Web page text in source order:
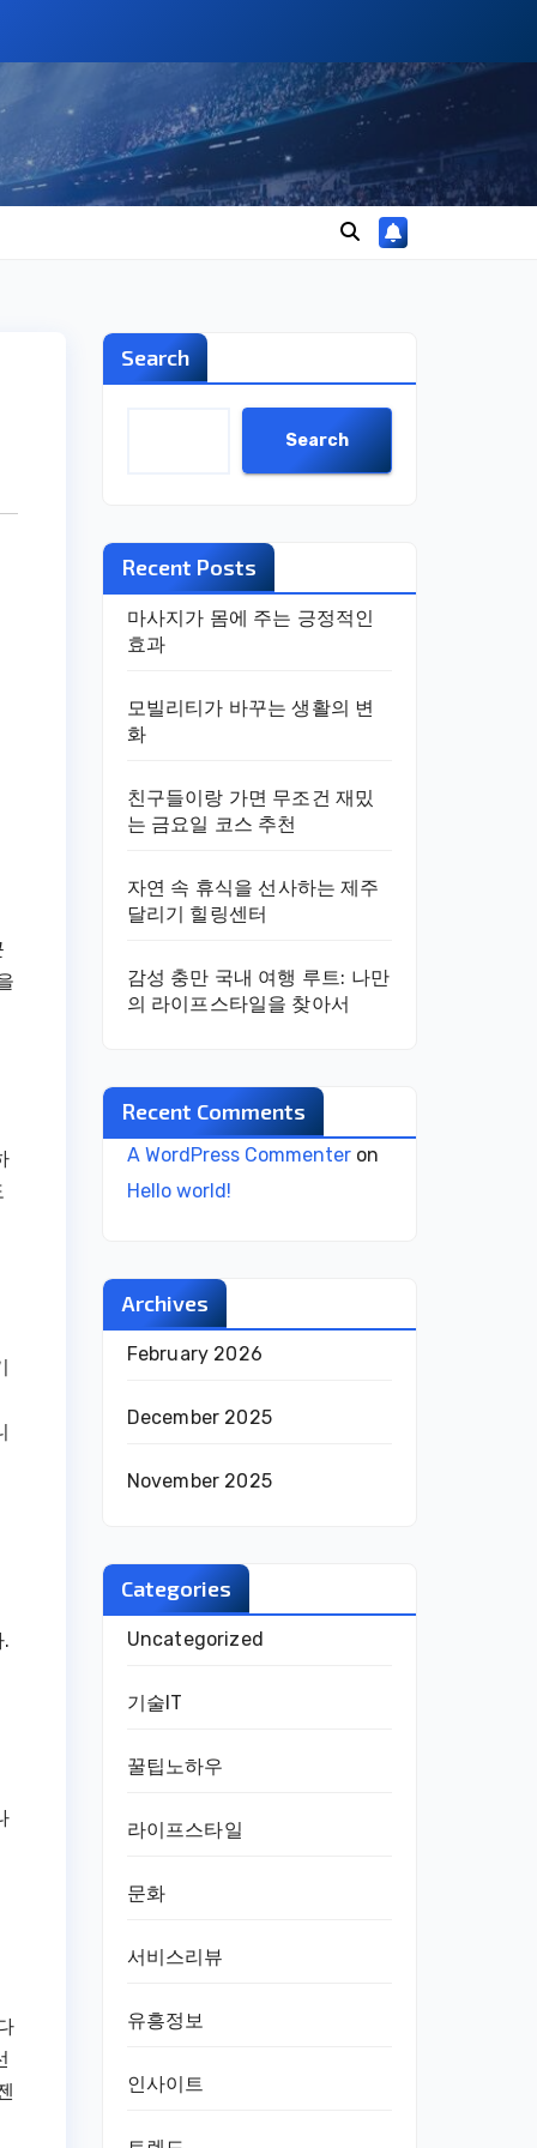
Search
Search
Recent Posts
마사지가 몸에 주는 긍정적인
효과
모빌리티가 바꾸는 생활의 변
화
친구들이랑 가면 무조건 재밌
는 금요일 코스 추천
자연 속 휴식을 선사하는 제주
달리기 힐링센터
감성 충만 국내 여행 루트: 나만
의 라이프스타일을 찾아서
Recent Comments
A WordPress Commenteron
Hello world!
Archives
February 2026
December 2025
November 2025
Categories
Uncategorized
기술IT
꿀팁노하우
라이프스타일
문화
서비스리뷰
유흥정보
인사이트